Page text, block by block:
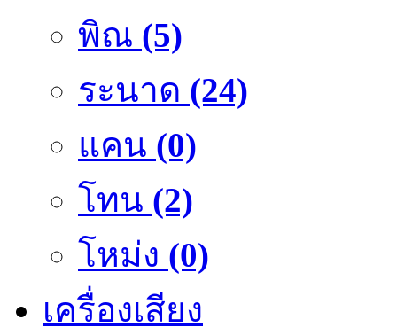
พิณ (5)
ระนาด (24)
แคน (0)
โทน (2)
โหม่ง (0)
เครื่องเสียง